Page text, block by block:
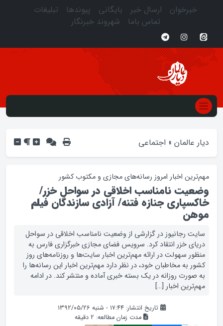
خبرخوان ارسال خبر بایگانی پیوندها
تبلیغات
تماس باما
شهروند خبرنگار
دیار عالمان » اجتماعی
مهم‌ترین اخبار امروز رسانه‌های مجازی و مکتوب کشور
وضعیت نامناسب اخلاقی در سواحل خزر/
خاکسپاری جنازه فتنه/ آزادی سازندگان فیلم‌
موهن
سایت رجانیوز در گزارشی از وضعیت نامناسب اخلاقی در سواحل
دریای خزر انتقاد کرد. سرویس فضای مجازی خبرگزاری فارس به
منظور سهولت در ارائه مهم‌ترین اخبار سایت‌ها و روزنامه‌های روز
کشور به مخاطبان خود، در نظر دارد مهم‌ترین اخبار این رسانه‌ها را
به صورت روزانه در یک بسته خبری آماده و منتشر کند. در ادامه
مهم‌ترین اخبار […]
تاریخ انتشار: ۱۷:۴۴ - شنبه ۱۳۹۲/۰۵/۲۶
مدت زمان مطالعه: 2 دقیقه